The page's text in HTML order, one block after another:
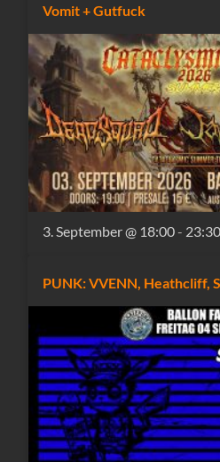
Vomit + Gutfuck
3. September @ 18:00- 23:30
PUNK: VVENN, Heathcliff,